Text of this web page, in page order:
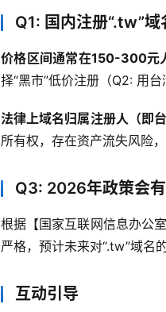
Q1: 国内注册“.tw”域
价格区间通常在150-300元
择“黑市”低价注册（Q2: 用台
法律上域名归属注册人（即台
所有权，存在资产流失风险
Q3: 2026年政策会有
根据【国家互联网信息办公
严格，预计未来对“.tw”域名
互动引导